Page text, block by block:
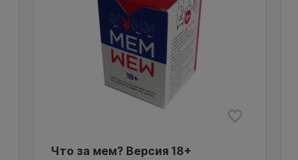
Что за мем? Версия 18+